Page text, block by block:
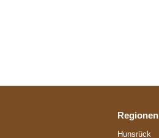
Regionen
Hunsrück